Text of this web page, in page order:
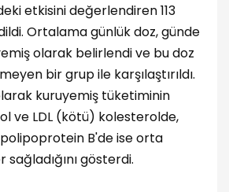
etkisini değerlendiren 113
Ortalama günlük doz, günde
olarak belirlendi ve bu doz
bir grup ile karşılaştırıldı.
kuruyemiş tüketiminin
ve LDL (kötü) kolesterolde,
B'de ise orta
gösterdi.